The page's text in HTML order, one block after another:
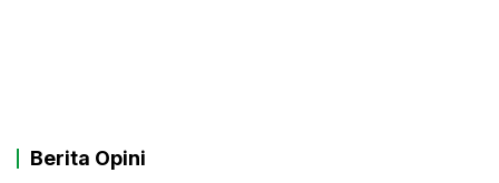
Berita Opini